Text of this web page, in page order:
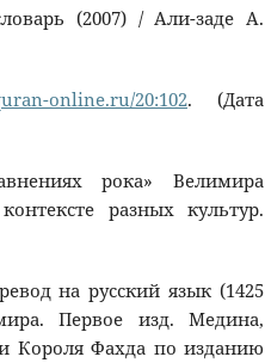
(2007) / Али-заде А.
online.ru/20:102. (Дата
рока» Велимира
разных культур.
на русский язык (1425
Первое изд. Медина,
Короля Фахда по изданию